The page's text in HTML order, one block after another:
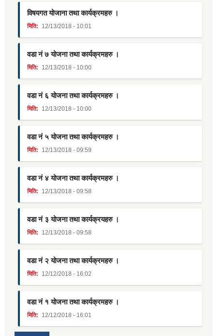
विषयगत योजाना तथा कार्यक्रमहरु ।
मिति: 12/13/2018 - 10:01
वडा नं ७ योजना तथा कार्यक्रमहरु ।
मिति: 12/13/2018 - 10:00
वडा नं ६ योजना तथा कार्यक्रमहरु ।
मिति: 12/13/2018 - 10:00
वडा नं ५ योजना तथा कार्यक्रमहरु ।
मिति: 12/13/2018 - 09:59
वडा नं ४ योजना तथा कार्यक्रमहरु ।
मिति: 12/13/2018 - 09:58
वडा नं ३ योजना तथा कार्यक्रयहरु ।
मिति: 12/13/2018 - 09:58
वडा नं २ योजना तथा कार्यक्रमहरु ।
मिति: 12/12/2018 - 16:02
वडा नं १ योजना तथा कार्यक्रमहरु ।
मिति: 12/12/2018 - 16:01